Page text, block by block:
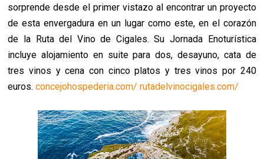
sorprende desde el primer vistazo al encontrar un proyecto
de esta envergadura en un lugar como este, en el corazón
de la Ruta del Vino de Cigales. Su Jornada Enoturística
incluye alojamiento en suite para dos, desayuno, cata de
tres vinos y cena con cinco platos y tres vinos por 240
euros.concejohospederia.com/ rutadelvinocigales.com/